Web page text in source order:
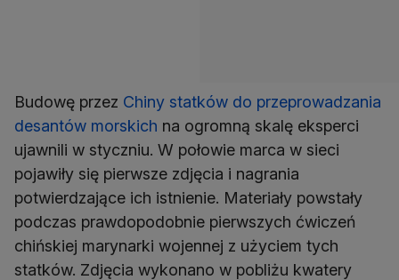
Budowę przez Chiny statków do przeprowadzania
desantów morskich na ogromną skalę eksperci
ujawnili w styczniu. W połowie marca w sieci
pojawiły się pierwsze zdjęcia i nagrania
potwierdzające ich istnienie. Materiały powstały
podczas prawdopodobnie pierwszych ćwiczeń
chińskiej marynarki wojennej z użyciem tych
statków. Zdjęcia wykonano w pobliżu kwatery